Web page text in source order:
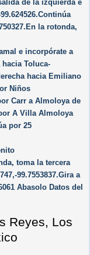
de la izquierda e
la rotonda,
e incorpórate a
Toluca-
hacia Emiliano
Niños
Carr a Almoloya de
A Villa Almoloya
por 25
toma la tercera
99.7553837.Gira a
Abasolo Datos del
Reyes, Los